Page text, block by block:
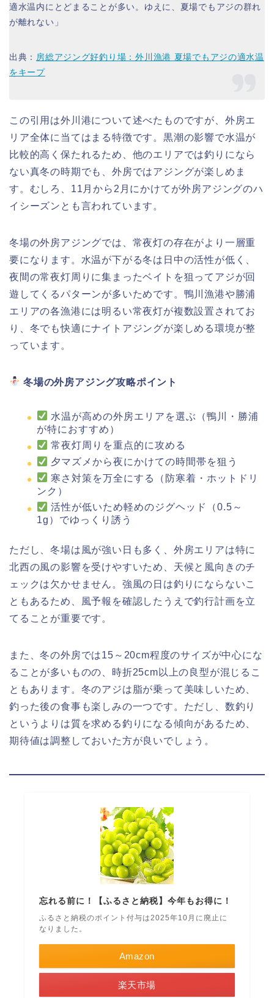
適水温内にとどまることが多い。ゆえに、夏場でもアジの群れ
が離れない」
出典： 房総アジング好釣り場：外川漁港 夏場でもアジの適水温
をキープ
この引用は外川港について述べたものですが、外房エ
リア全体に当てはまる特徴です。黒潮の影響で水温が
比較的高く保たれるため、他のエリアでは釣りになら
ない真冬の時期でも、外房ではアジングが楽しめま
す。むしろ、11月から2月にかけてが外房アジングのハ
イシーズンとも言われています。
冬場の外房アジングでは、常夜灯の存在がより一層重
要になります。水温が下がる冬は日中の活性が低く、
夜間の常夜灯周りに集まったベイトを狙ってアジが回
遊してくるパターンが多いためです。鴨川漁港や勝浦
エリアの各漁港には明るい常夜灯が複数設置されてお
り、冬でも快適にナイトアジングが楽しめる環境が整
っています。
冬場の外房アジング攻略ポイント
水温が高めの外房エリアを選ぶ（鴨川・勝浦
が特におすすめ）
常夜灯周りを重点的に攻める
夕マズメから夜にかけての時間帯を狙う
寒さ対策を万全にする（防寒着・ホットドリ
ンク）
活性が低いため軽めのジグヘッド（0.5～
1g）でゆっくり誘う
ただし、冬場は風が強い日も多く、外房エリアは特に
北西の風の影響を受けやすいため、天候と風向きのチ
ェックは欠かせません。強風の日は釣りにならないこ
ともあるため、風予報を確認したうえで釣行計画を立
てることが重要です。
また、冬の外房では15～20cm程度のサイズが中心にな
ることが多いものの、時折25cm以上の良型が混じるこ
ともあります。冬のアジは脂が乗って美味しいため、
釣った後の食事も楽しみの一つです。ただし、数釣り
というよりは質を求める釣りになる傾向があるため、
期待値は調整しておいた方が良いでしょう。
忘れる前に！【ふるさと納税】今年もお得に！
ふるさと納税のポイント付与は2025年10月に廃止に
なりました。
Amazon
楽天市場